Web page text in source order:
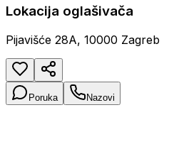
Lokacija oglašivača
Pijavišće 28A, 10000 Zagreb
Poruka Nazovi